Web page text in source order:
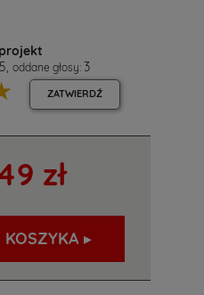
oddane głosy: 3
ZATWIERDŹ
zł
▸